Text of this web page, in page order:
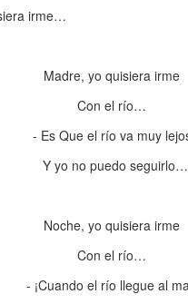
irme…
Madre, yo quisiera irme
Con el río…
- Es Que el río va muy
Y yo no puedo seguirlo…
Noche, yo quisiera irme
Con el río…
- ¡Cuando el río llegue al